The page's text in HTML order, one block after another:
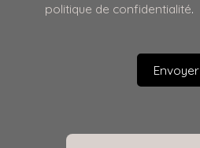
politique de confidentialité.
Envoyer